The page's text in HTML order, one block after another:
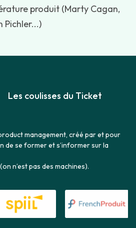
produit (Marty Cagan,
Pichler...)
Les coulisses du Ticket
management, créé par et pour
de se former et s’informer sur la
n’est pas des machines).